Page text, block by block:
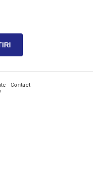
· Contact